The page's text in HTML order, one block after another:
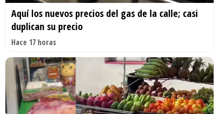
Aquí los nuevos precios del gas de la calle; casi
duplican su precio
Hace 17 horas